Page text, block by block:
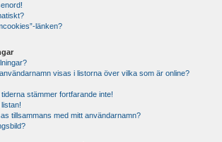
länken?
visas i listorna över vilka som är online?
stämmer fortfarande inte!
tillsammans med mitt användarnamn?